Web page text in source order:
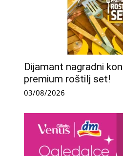
Dijamant nagradni
premium roštilj set!
03/08/2026